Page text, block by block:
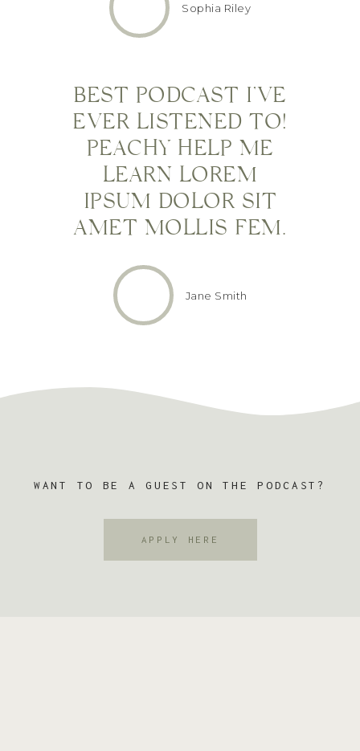
Sophia Riley
BEST PODCAST I’VE
EVER LISTENED TO!
PEACHY HELP ME
LEARN LOREM
IPSUM DOLOR SIT
AMET MOLLIS FEM.
Jane Smith
WANT TO BE A GUEST ON THE PODCAST?
APPLY HERE